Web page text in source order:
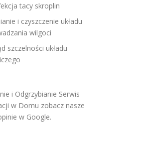
tacy skroplin
i czyszczenie układu
wilgoci
szczelności układu
i Odgrzybianie Serwis
w Domu zobacz nasze
w Google.